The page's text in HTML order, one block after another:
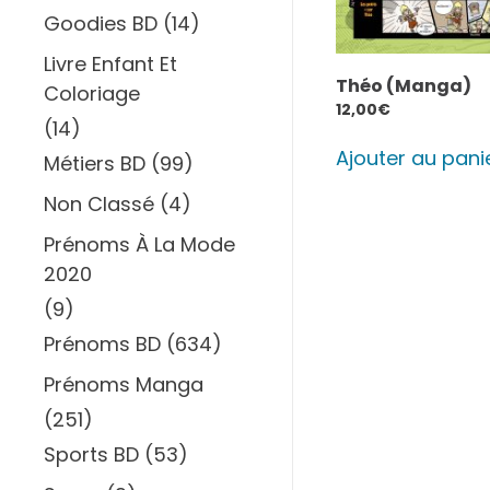
Théo (Manga)
12,00€
Ajouter au
Goodies BD (14)
Livre Enfant Et
Coloriage
(14)
Métiers BD (99)
Non Classé (4)
Prénoms À La Mode
2020
(9)
Prénoms BD (634)
Prénoms Manga
(251)
Sports BD (53)